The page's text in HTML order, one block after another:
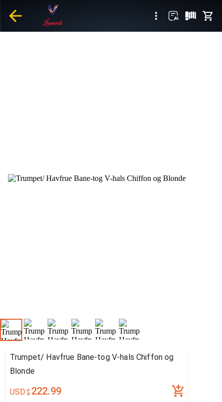
Trumpet/ Havfrue Bane-tog V-hals Chiffon og
Blonde
USD$ 222.99